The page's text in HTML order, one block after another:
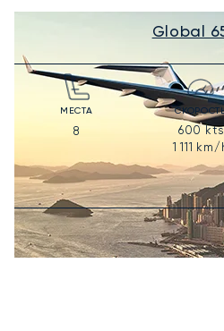
Global
МЕСТА
8 600kts
1 111 km/